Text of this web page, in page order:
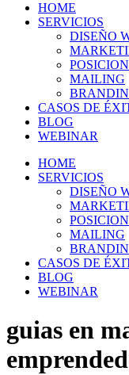
HOME
SERVICIOS
DISEÑO
MAILING
CASOS DE
BLOG
WEBINAR
HOME
SERVICIOS
DISEÑO
MAILING
CASOS DE
BLOG
WEBINAR
guias en